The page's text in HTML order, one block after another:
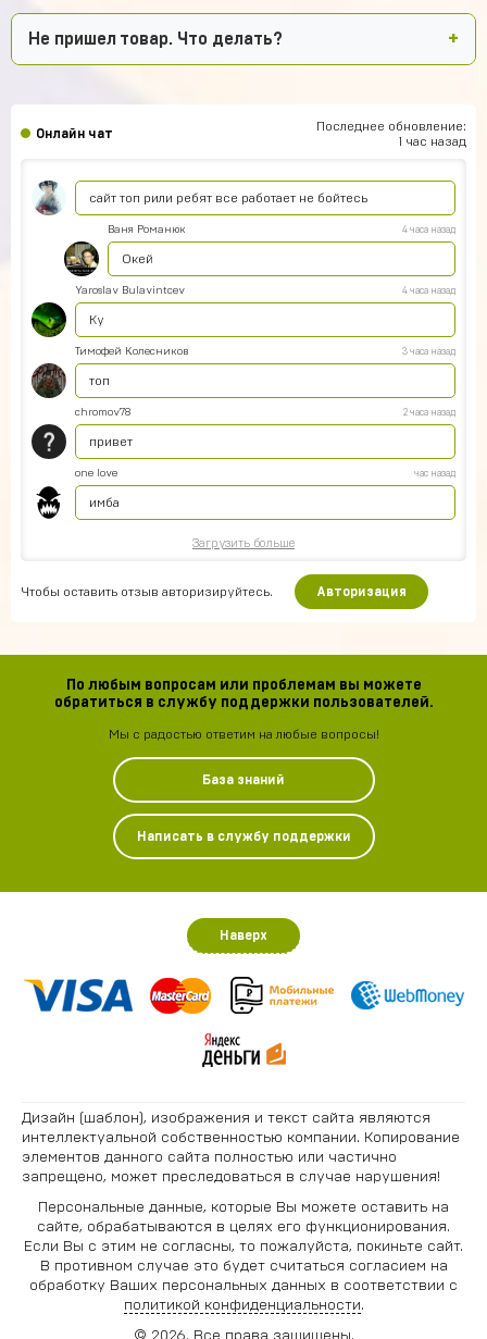
Не пришел товар. Что делать?
Онлайн чат
Последнее обновление:
1 час назад
сайт топ рили ребят все работает не бойтесь
Ваня Романюк 4 часа назад
Окей
Yaroslav Bulavintcev 4 часа назад
Ку
Тимофей Колесников 3 часа назад
топ
chromov78 2 часа назад
привет
one love час назад
имба
Загрузить больше
Чтобы оставить отзыв авторизируйтесь. Авторизация
По любым вопросам или проблемам вы можете
обратиться в службу поддержки пользователей.
Мы с радостью ответим на любые вопросы!
База знаний
Написать в службу поддержки
Наверх
Дизайн (шаблон), изображения и текст сайта являются
интеллектуальной собственностью компании. Копирование
элементов данного сайта полностью или частично
запрещено, может преследоваться в случае нарушения!
Персональные данные, которые Вы можете оставить на
сайте, обрабатываются в целях его функционирования.
Если Вы с этим не согласны, то пожалуйста, покиньте сайт.
В противном случае это будет считаться согласием на
обработку Ваших персональных данных в соответствии с
политикой конфиденциальности.
© 2026. Все права защищены.